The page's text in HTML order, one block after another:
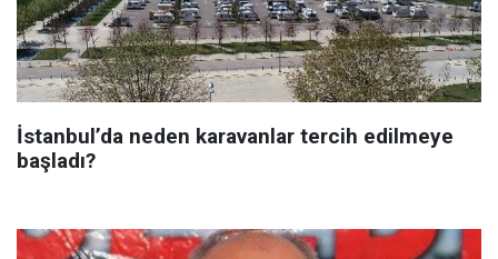
İstanbul’da neden karavanlar tercih edilmeye
başladı?